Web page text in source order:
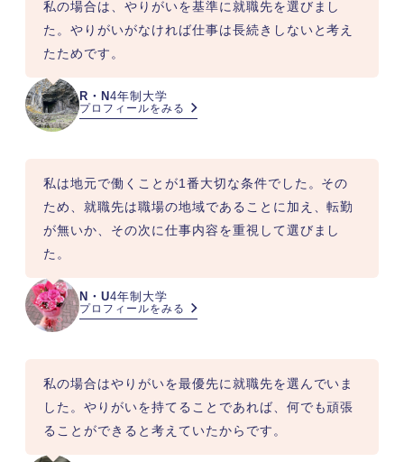
R・N 4年制大学
プロフィールをみる
私の場合は、やりがいを基準に就職先を選びまし
た。やりがいがなければ仕事は長続きしないと考え
たためです。
N・U4年制大学
プロフィールをみる
私は地元で働くことが1番大切な条件でした。その
ため、就職先は職場の地域であることに加え、転勤
が無いか、その次に仕事内容を重視して選びまし
た。
私の場合はやりがいを最優先に就職先を選んでいま
した。やりがいを持てることであれば、何でも頑張
ることができると考えていたからです。